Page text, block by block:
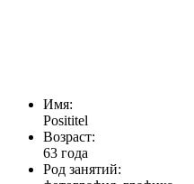
Имя:
Posititel
Возраст:
63 года
Род занятий: